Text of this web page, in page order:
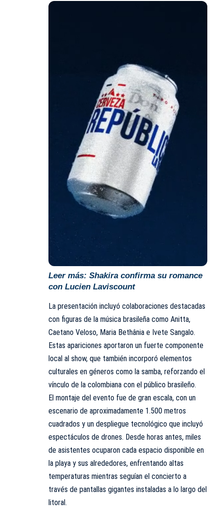
Leer más: Shakira confirma su romance
con Lucien Laviscount
La presentación incluyó colaboraciones destacadas
con figuras de la música brasileña como Anitta,
Caetano Veloso, Maria Bethânia e Ivete Sangalo.
Estas apariciones aportaron un fuerte componente
local al show, que también incorporó elementos
culturales en géneros como la samba, reforzando el
vínculo de la colombiana con el público brasileño.
El montaje del evento fue de gran escala, con un
escenario de aproximadamente 1.500 metros
cuadrados y un despliegue tecnológico que incluyó
espectáculos de drones. Desde horas antes, miles
de asistentes ocuparon cada espacio disponible en
la playa y sus alrededores, enfrentando altas
temperaturas mientras seguían el concierto a
través de pantallas gigantes instaladas a lo largo del
litoral.